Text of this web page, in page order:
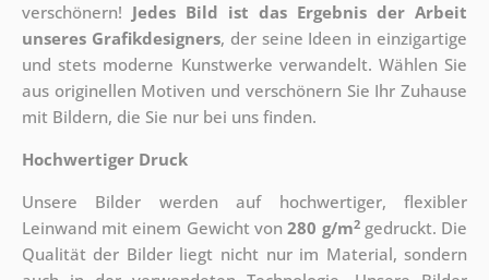
verschönern! Jedes Bild ist das Ergebnis der Arbeit
unseres Grafikdesigners, der seine Ideen in einzigartige
und stets moderne Kunstwerke verwandelt. Wählen Sie
aus originellen Motiven und verschönern Sie Ihr Zuhause
mit Bildern, die Sie nur bei uns finden.
Hochwertiger Druck
Unsere Bilder werden auf hochwertiger, flexibler
Leinwand mit einem Gewicht von280 g/m2gedruckt. Die
Qualität der Bilder liegt nicht nur im Material, sondern